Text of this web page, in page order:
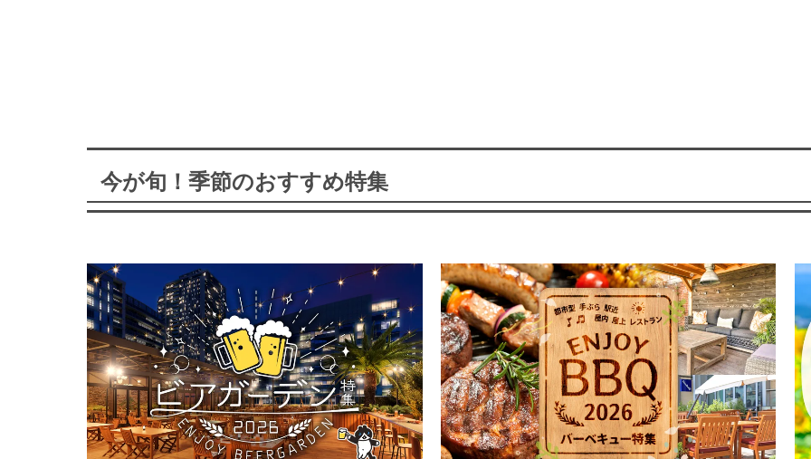
今が旬！季節のおすすめ特集